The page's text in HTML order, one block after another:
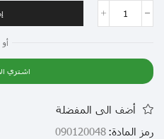
أو
اشتري
أضف الى المفضلة
رمز المادة: 090120048